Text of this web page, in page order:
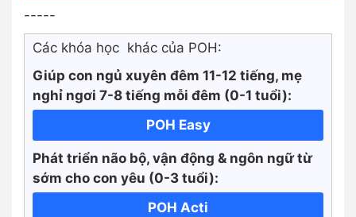
-----
Các khóa học khác của POH:
Giúp con ngủ xuyên đêm 11-12 tiếng, mẹ
nghỉ ngơi 7-8 tiếng mỗi đêm (0-1 tuổi):
POH Easy
Phát triển não bộ, vận động & ngôn ngữ từ
sớm cho con yêu (0-3 tuổi):
POH Acti